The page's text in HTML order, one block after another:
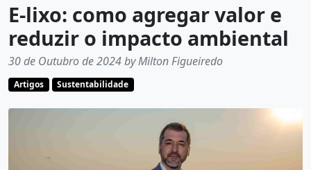
E-lixo: como agregar valor e
reduzir o impacto ambiental
30 de Outubro de 2024 by Milton Figueiredo
Artigos Sustentabilidade